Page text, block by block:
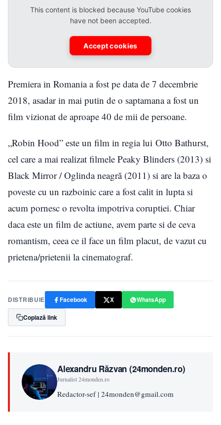
This content is blocked because YouTube cookies
have not been accepted.
Accept cookies
Premiera in Romania a fost pe data de 7 decembrie
2018, asadar in mai putin de o saptamana a fost un
film vizionat de aproape 40 de mii de persoane.
„Robin Hood” este un film in regia lui Otto Bathurst,
cel care a mai realizat filmele Peaky Blinders (2013) si
Black Mirror / Oglinda neagră (2011) si are la baza o
poveste cu un razboinic care a fost calit in lupta si
acum pornesc o revolta impotriva coruptiei. Chiar
daca este un film de actiune, avem parte si de ceva
romantism, ceea ce il face un film placut, de vazut cu
prietena/prietenii la cinematograf.
DISTRIBUIE Facebook X
WhatsApp
Copiază link
Alexandru Răzvan (24monden.ro)
Jurnalist 24monden.ro
Redactor-sef | 24monden@gmail.com